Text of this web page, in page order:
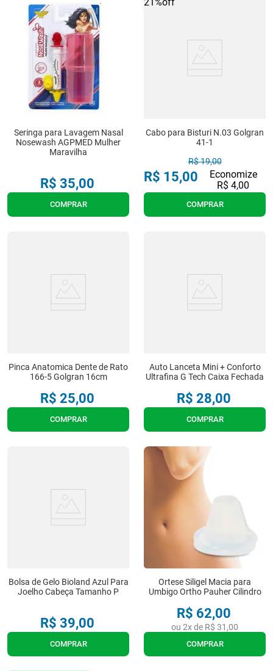
Seringa para Lavagem Nasal
Nosewash AGPMED Mulher
Maravilha
R$ 35,00
COMPRAR
Cabo para Bisturi N.03 Golgran
41-1
R$19,00
R$ 15,00
Economize
R$ 4,00
COMPRAR
Pinca Anatomica Dente de Rato
166-5 Golgran 16cm
R$ 25,00
COMPRAR
Auto Lanceta Mini + Conforto
Ultrafina G Tech Caixa Fechada
R$ 28,00
COMPRAR
Bolsa de Gelo Bioland Azul Para
Joelho Cabeça Tamanho P
R$ 39,00
COMPRAR
Ortese Siligel Macia para
Umbigo Ortho Pauher Cilindro
R$ 62,00
ou 2x de R$ 31 ,00
COMPRAR